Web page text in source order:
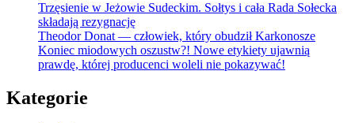
Trzęsienie w Jeżowie Sudeckim. Sołtys i cała Rada Sołecka
składają rezygnację
Theodor Donat — człowiek, który obudził Karkonosze
Koniec miodowych oszustw?! Nowe etykiety ujawnią
prawdę, której producenci woleli nie pokazywać!
Kategorie